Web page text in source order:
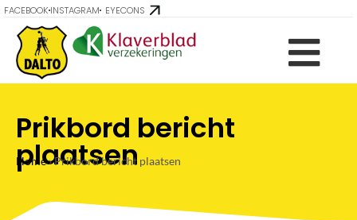
FACEBOOK INSTAGRAM EYECONS
Prikbord bericht
plaatsen
Home›Prikbord bericht plaatsen